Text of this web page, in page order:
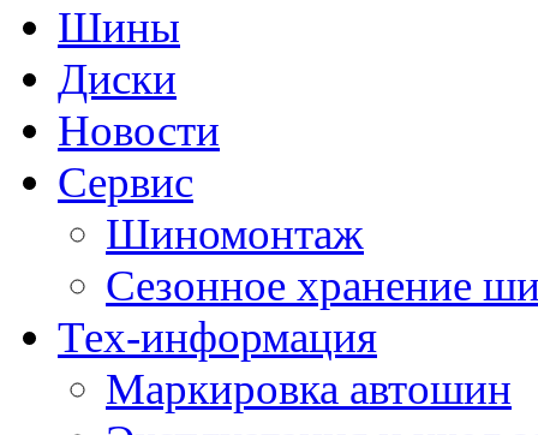
Шины
Диски
Новости
Сервис
Шиномонтаж
Сезонное хранение
Тех-информация
Маркировка автошин